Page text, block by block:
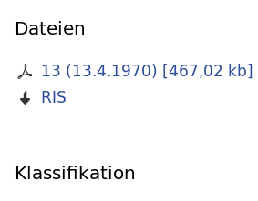
Dateien
13 (13.4.1970) [467,02 kb]
RIS
Klassifikation